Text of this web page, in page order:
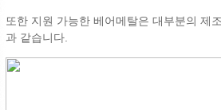
또한 지원 가능한 베어메탈은 대부분의 제
과 같습니다.